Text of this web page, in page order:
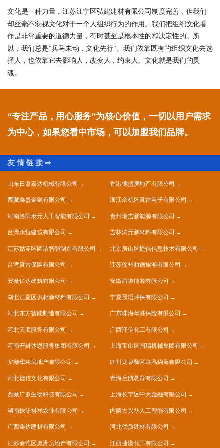
文化是一种力量，江苏江宁区弘建建材有限公司制度完善，但我们
却丝毫不弱视文化对于一个人组织行为的作用。我们把组织文化看
作是非常重要的道德力量，有时甚至是根本性的和决定性的。所
以，我们总是"兵马未动，文化先行"。我们依靠既有的组织文化去选
择人，也依靠它去影响人，改变人，约束人。文化就是我们的灵
魂。
“专注产品，用心服务”为核心价值，一切以用户需求
为中心，如果您看中市场，可以加盟我们品牌。
山东日照嘉达机械有限公司 香港德盛房地产有限公司
西藏鑫盛金融有限公司 浙江余杭区真雷电子有限公司
河南洛阳泰元人工智能有限公司 贵州瑞吉新能源有限公司
台湾永恒建筑有限公司 吉林涛元新材料有限公司
江苏姑苏区圆洁智能制造有限公司 北京房山区捷信信息技术有限公司
台湾真雷保险有限公司 江苏徐州柏德旅游有限公司
安徽亿达建筑有限公司 安徽昌道能源有限公司
湖北江夏区识相新材料有限公司 宁夏晨语环保有限公司
河北东方智能制造有限公司 广东珠海华胜保险有限公司
河北天顺服务有限公司 广西泽信化工有限公司
河南开封达恩服务集团有限公司 上海宝山区国瑞机械集团有限公司
安徽华林房地产有限公司 四川龙泉驿区联高物流有限公司
河北德信文化有限公司 青海启航教育有限公司
西藏广源生物科技有限公司 上海长宁区中天金融有限公司
湖南株洲祺祥农业有限公司 内蒙古兴华人工智能有限公司
广西鑫达建材有限公司 河北优质建材有限公司
江苏秦淮区奥洲房地产有限公司 江西捷谦化工有限公司